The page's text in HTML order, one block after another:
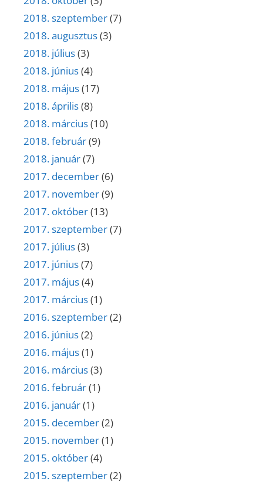
2018. szeptember(7)
2018. augusztus(3)
2018. július(3)
2018. június(4)
2018. május(17)
2018. április(8)
2018. március(10)
2018. február(9)
2018. január(7)
2017. december(6)
2017. november(9)
2017. október(13)
2017. szeptember(7)
2017. július(3)
2017. június(7)
2017. május(4)
2017. március(1)
2016. szeptember(2)
2016. június(2)
2016. május(1)
2016. március(3)
2016. február(1)
2016. január(1)
2015. december(2)
2015. november(1)
2015. október(4)
2015. szeptember(2)